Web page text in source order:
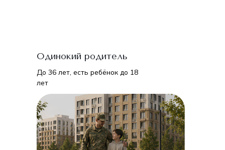
Одинокий родитель
До 36 лет, есть ребёнок до 18
лет